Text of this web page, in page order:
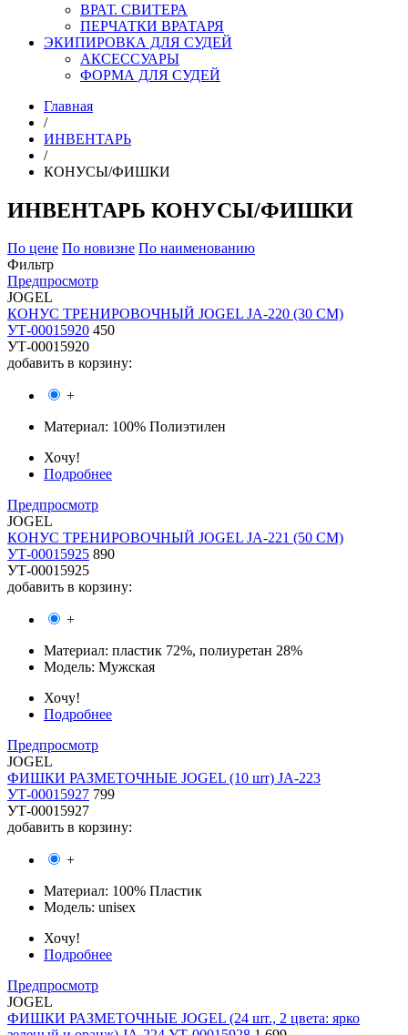
ВРАТ. СВИТЕРА
ПЕРЧАТКИ ВРАТАРЯ
ЭКИПИРОВКА ДЛЯ СУДЕЙ
АКСЕССУАРЫ
ФОРМА ДЛЯ СУДЕЙ
Главная
/
ИНВЕНТАРЬ
/
КОНУСЫ/ФИШКИ
ИНВЕНТАРЬ КОНУСЫ/ФИШКИ
По цене По новизне По наименованию
Фильтр
Предпросмотр
JOGEL
КОНУС ТРЕНИРОВОЧНЫЙ JOGEL JA-220 (30 CM)
УТ-00015920 450
УТ-00015920
добавить в корзину:
+
Материал: 100% Полиэтилен
Хочу!
Подробнее
Предпросмотр
JOGEL
КОНУС ТРЕНИРОВОЧНЫЙ JOGEL JA-221 (50 CM)
УТ-00015925 890
УТ-00015925
добавить в корзину:
+
Материал: пластик 72%, полиуретан 28%
Модель: Мужская
Хочу!
Подробнее
Предпросмотр
JOGEL
ФИШКИ РАЗМЕТОЧНЫЕ JOGEL (10 шт) JA-223
УТ-00015927 799
УТ-00015927
добавить в корзину:
+
Материал: 100% Пластик
Модель: unisex
Хочу!
Подробнее
Предпросмотр
JOGEL
ФИШКИ РАЗМЕТОЧНЫЕ JOGEL (24 шт., 2 цвета: ярко